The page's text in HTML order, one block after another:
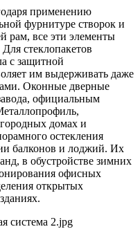
применению
фурнитуре створок и
рам, все эти элементы
стеклопакетов
с защитной
им выдерживать даже
Оконные дверные
официальным
домах и
остекления
балконов и лоджий. Их
в обустройстве зимних
офисных
открытых